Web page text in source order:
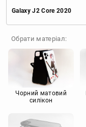
Apple
Huawei
TECNO
Google
Doogee
Infinix
Sony
Motorola
Galaxy J2 Core 2020
Обрати матеріал:
Чорний матовий
силікон